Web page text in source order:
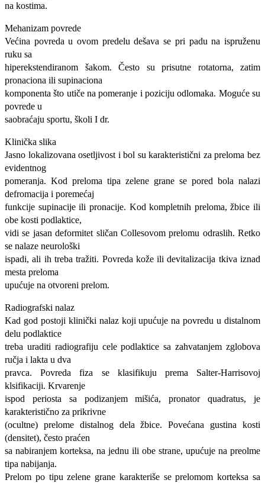
na kostima.
Mehanizam povrede
Većina povreda u ovom predelu dešava se pri padu na ispruženu
ruku sa
hiperekstendiranom šakom. Često su prisutne rotatorna, zatim
pronaciona ili supinaciona
komponenta što utiče na pomeranje i poziciju odlomaka. Moguće su
povrede u
saobraćaju sportu, školi I dr.
Klinička slika
Jasno lokalizovana osetljivost i bol su karakteristični za preloma bez
evidentnog
pomeranja. Kod preloma tipa zelene grane se pored bola nalazi
defromacija i poremećaj
funkcije supinacije ili pronacije. Kod kompletnih preloma, žbice ili
obe kosti podlaktice,
vidi se jasan deformitet sličan Collesovom prelomu odraslih. Retko
se nalaze neurološki
ispadi, ali ih treba tražiti. Povreda kože ili devitalizacija tkiva iznad
mesta preloma
upućuje na otvoreni prelom.
Radiografski nalaz
Kad god postoji klinički nalaz koji upućuje na povredu u distalnom
delu podlaktice
treba uraditi radiografiju cele podlaktice sa zahvatanjem zglobova
ručja i lakta u dva
pravca. Povreda fiza se klasifikuju prema Salter-Harrisovoj
klsifikaciji. Krvarenje
ispod periosta sa podizanjem mišića, pronator quadratus, je
karakteristično za prikrivne
(ocultne) prelome distalnog dela žbice. Povećana gustina kosti
(densitet), često praćen
sa nabiranjem korteksa, na jednu ili obe strane, upućuje na preolme
tipa nabijanja.
Prelom po tipu zelene grane karakteriše se prelomom korteksa sa